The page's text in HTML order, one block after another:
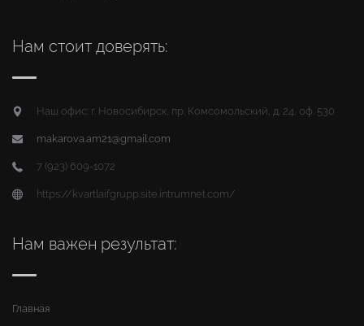
Нам стоит доверять:
Наш офис: г. Новосибирск, пр. Комсомольский, д. 24, оф. 530
makarova.am21@gmail.com
7 (923) 609-1072
https://kvartlaifgrupp.site.intrumnet.com/
Нам важен результат:
Главная